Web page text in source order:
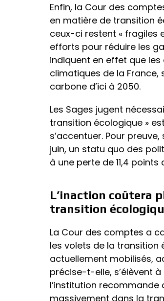
Enfin, la Cour des
en matière de transition
ceux-ci restent « fragiles
efforts pour réduire les
indiquent en effet que
climatiques de la France,
carbone d’ici à 2050.
Les Sages jugent
transition écologique »
s’accentuer. Pour
juin, un statu quo des
à une perte de 11,4
L’inaction coûtera
transition
La Cour des comptes a
les volets de la transition
actuellement mobilisés,
précise-t-elle, s’élèvent
l’institution recommande
massivement dans la